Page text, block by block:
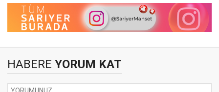
HABERE YORUM KAT